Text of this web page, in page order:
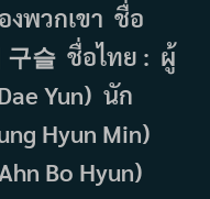
งพวกเขา ชื่อ
구슬 ชื่อไทย : ผู้
Yun) นัก
Hyun Min)
Bo Hyun)